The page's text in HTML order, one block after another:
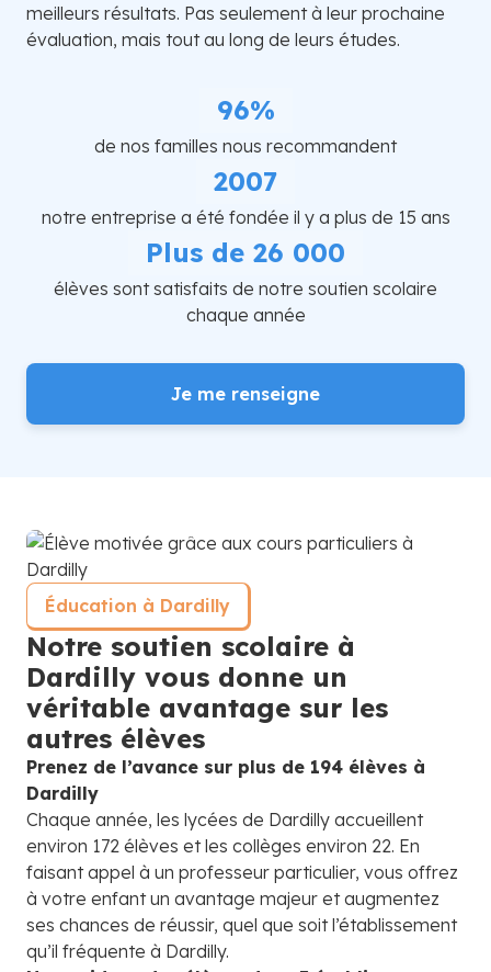
meilleurs résultats. Pas seulement à leur prochaine
évaluation, mais tout au long de leurs études.
96%
de nos familles nous recommandent
2007
notre entreprise a été fondée il y a plus de 15 ans
Plus de 26 000
élèves sont satisfaits de notre soutien scolaire
chaque année
Je me renseigne
Éducation à Dardilly
Notre soutien scolaire à
Dardilly vous donne un
véritable avantage sur les
autres élèves
Prenez de l’avance sur plus de 194 élèves à
Dardilly
Chaque année, les lycées de Dardilly accueillent
environ 172 élèves et les collèges environ 22. En
faisant appel à un professeur particulier, vous offrez
à votre enfant un avantage majeur et augmentez
ses chances de réussir, quel que soit l’établissement
qu’il fréquente à Dardilly.